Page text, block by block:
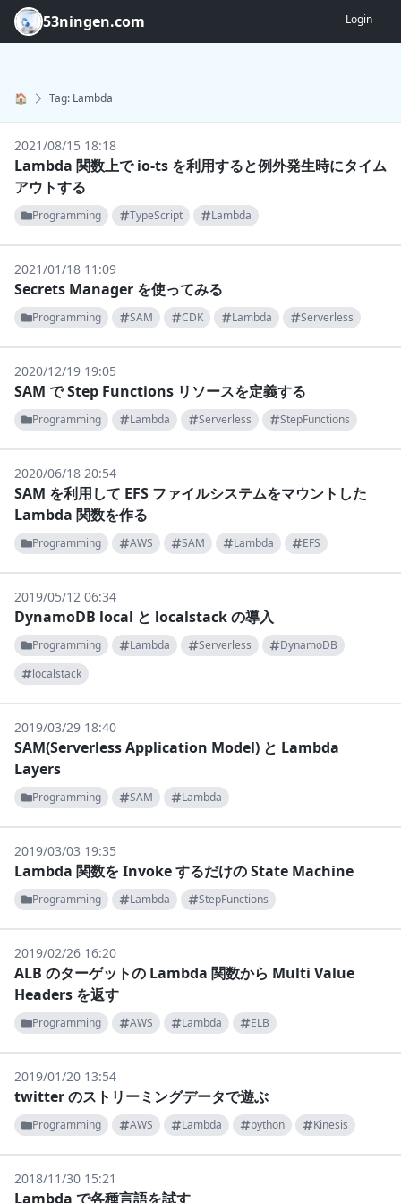
53ningen.com Login
🏠 Tag: Lambda
2021/08/15 18:18
Lambda 関数上で io-ts を利用すると例外発生時にタイム
アウトする
Programming TypeScript Lambda
2021/01/18 11:09
Secrets Manager を使ってみる
Programming SAM CDK Lambda Serverless
2020/12/19 19:05
SAM で Step Functions リソースを定義する
Programming Lambda Serverless StepFunctions
2020/06/18 20:54
SAM を利用して EFS ファイルシステムをマウントした
Lambda 関数を作る
Programming AWS SAM Lambda EFS
2019/05/12 06:34
DynamoDB local と localstack の導入
Programming Lambda Serverless
DynamoDB
localstack
2019/03/29 18:40
SAM(Serverless Application Model) と Lambda
Layers
Programming SAM Lambda
2019/03/03 19:35
Lambda 関数を Invoke するだけの State Machine
Programming Lambda StepFunctions
2019/02/26 16:20
ALB のターゲットの Lambda 関数から Multi Value
Headers を返す
Programming AWS Lambda ELB
2019/01/20 13:54
twitter のストリーミングデータで遊ぶ
Programming AWS Lambda python Kinesis
2018/11/30 15:21
Lambda で各種言語を試す